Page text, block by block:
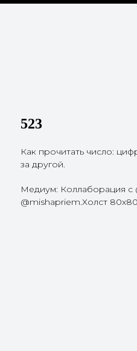
523
Как прочитать число:
за другой.
Медиум: Коллаборация с
@mishapriem.Холст